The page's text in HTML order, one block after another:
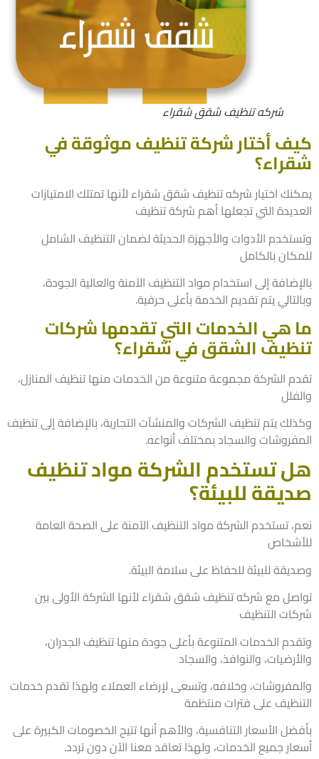
شركه تنظيف شقق شقراء
أختار شركة تنظيف موثوقة في
اختيار شركه تنظيف شقق شقراء لأنها تمتلك الامتيازات
التي تجعلها أهم شركة تنظيف
الأدوات والأجهزة الحديثة لضمان التنظيف الشامل
بالكامل
إلى استخدام مواد التنظيف الآمنة والعالية الجودة،
يتم تقديم الخدمة بأعلى حرفية.
هي الخدمات التي تقدمها شركات
الشقق في شقراء؟
الشركة مجموعة متنوعة من الخدمات منها تنظيف المنازل،
يتم تنظيف الشركات والمنشآت التجارية، بالإضافة إلى تنظيف
والسجاد بمختلف أنواعه.
تستخدم الشركة مواد تنظيف
للبيئة؟
تستخدم الشركة مواد التنظيف الآمنة على الصحة العامة
للبيئة للحفاظ على سلامة البيئة.
مع شركه تنظيف شقق شقراء لأنها الشركة الأولى بين
التنظيف
الخدمات المتنوعة بأعلى جودة منها تنظيف الجدران،
والنوافذ، والسجاد
وخلافه، وتسعى لإرضاء العملاء ولهذا تقدم خدمات
على فترات منتظمة
الأسعار التنافسية، والأهم أنها تتيح الخصومات الكبيرة على
جميع الخدمات، ولهذا تعاقد معنا الآن دون تردد.